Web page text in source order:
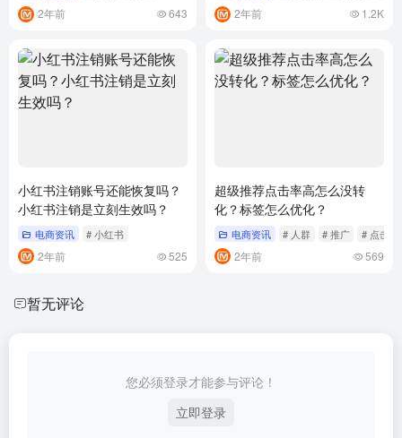
2年前 643 2年前 1.2K
小红书注销账号还能恢复吗？
小红书注销是立刻生效吗？
电商资讯 # 小红书
2年前 525
超级推荐点击率高怎么没转
化？标签怎么优化？
电商资讯 # 人群 # 推广 # 点击
2年前 569
暂无评论
您必须登录才能参与评论！
立即登录